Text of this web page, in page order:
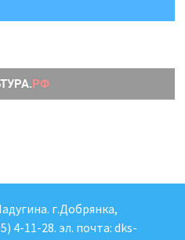
г.Добрянка,
4-11-28. эл. почта: dks-